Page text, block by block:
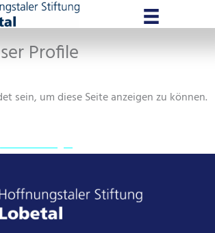
Profile
sein, um diese Seite anzeigen zu können.
WP-2FA-Plugin